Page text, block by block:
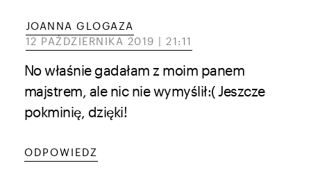
JOANNA GLOGAZA
12 PAŹDZIERNIKA 2019 | 21:11
No właśnie gadałam z moim panem
majstrem, ale nic nie wymyślił:( Jeszcze
pokminię, dzięki!
ODPOWIEDZ